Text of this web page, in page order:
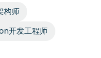
构师
开发工程师